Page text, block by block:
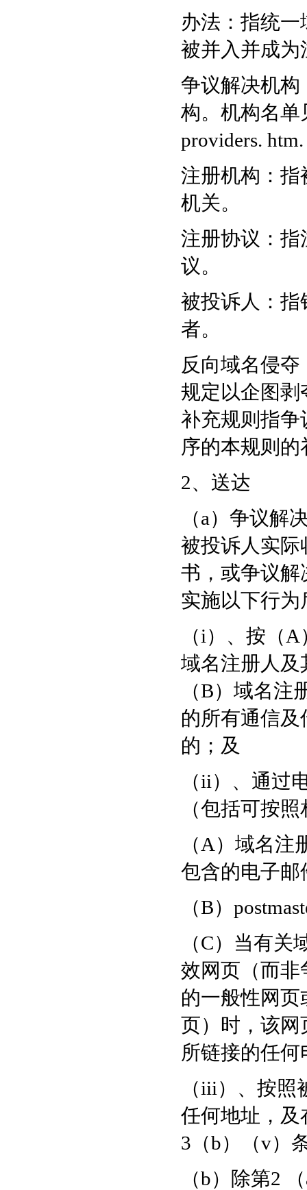
办法：指统
被并入并成为
争议解决机
构。机构名单
providers. htm.
注册机构：指
机关。
注册协议：指
议。
被投诉人：指
者。
反向域名侵
规定以企图剥
补充规则指争
序的本规则
2、送达
（a）争议解
被投诉人实际
书，或争议解
实施以下行
（i）、按（
域名注册人及
（B）域名
的所有通信
的；及
（ii）、通过
（包括可按
（A）域名
包含的电子邮
（B）
（C）当有
效网页（而非
的一般性网页
页）时，该网
所链接的任
（iii）、按
任何地址，及
3（b）（v）
（b）除第2